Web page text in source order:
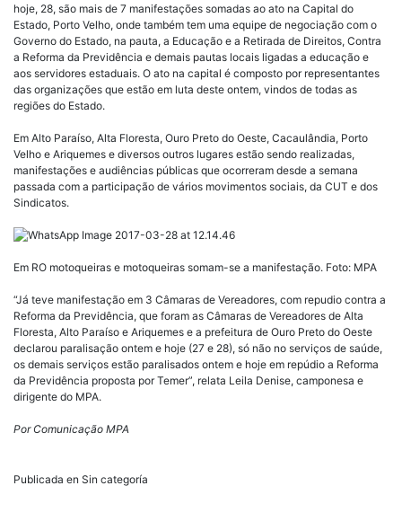
hoje, 28, são mais de 7 manifestações somadas ao ato na Capital do
Estado, Porto Velho, onde também tem uma equipe de negociação com o
Governo do Estado, na pauta, a Educação e a Retirada de Direitos, Contra
a Reforma da Previdência e demais pautas locais ligadas a educação e
aos servidores estaduais. O ato na capital é composto por representantes
das organizações que estão em luta deste ontem, vindos de todas as
regiões do Estado.
Em Alto Paraíso, Alta Floresta, Ouro Preto do Oeste, Cacaulândia, Porto
Velho e Ariquemes e diversos outros lugares estão sendo realizadas,
manifestações e audiências públicas que ocorreram desde a semana
passada com a participação de vários movimentos sociais, da CUT e dos
Sindicatos.
Em RO motoqueiras e motoqueiras somam-se a manifestação. Foto: MPA
“Já teve manifestação em 3 Câmaras de Vereadores, com repudio contra a
Reforma da Previdência, que foram as Câmaras de Vereadores de Alta
Floresta, Alto Paraíso e Ariquemes e a prefeitura de Ouro Preto do Oeste
declarou paralisação ontem e hoje (27 e 28), só não no serviços de saúde,
os demais serviços estão paralisados ontem e hoje em repúdio a Reforma
da Previdência proposta por Temer”, relata Leila Denise, camponesa e
dirigente do MPA.
Por Comunicação MPA
Publicada en Sin categoría